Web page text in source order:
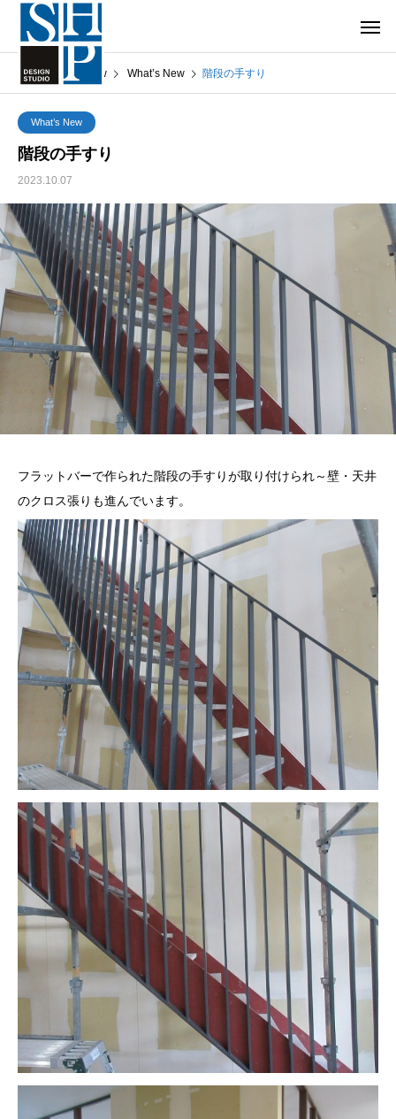
What’s New What’s New 階段の手すり
What’s New
階段の手すり
2023.10.07
フラットバーで作られた階段の手すりが取り付けられ～壁・天井
のクロス張りも進んでいます。